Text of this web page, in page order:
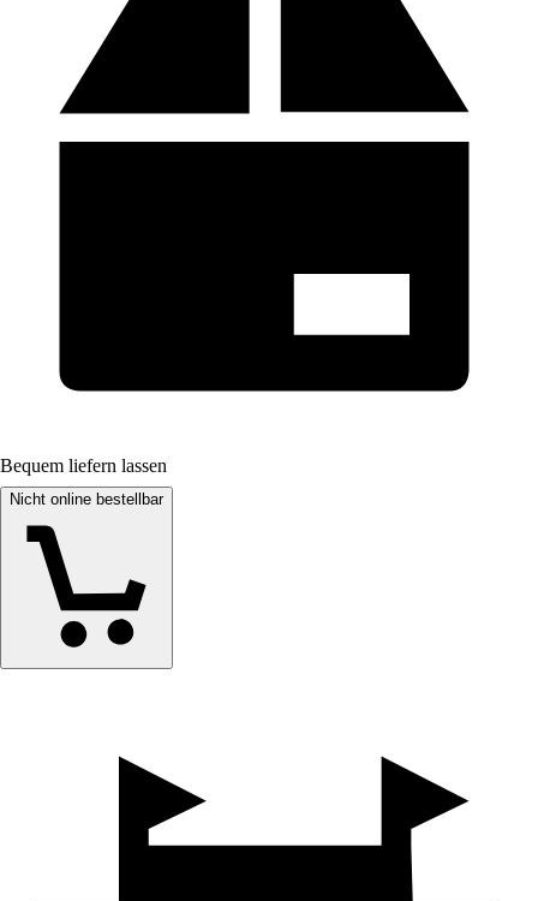
Bequem liefern lassen
Nicht online bestellbar